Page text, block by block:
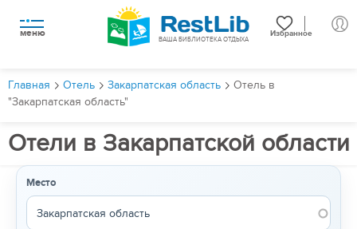
меню Избранное
ВАША БИБЛИОТЕКА ОТДЫХА
Главная Отель Закарпатская область
Отель в
"Закарпатская область"
Отели в Закарпатской области
Место